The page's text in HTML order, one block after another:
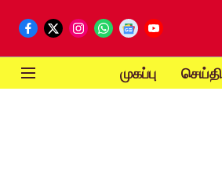
முகப்பு செய்தி